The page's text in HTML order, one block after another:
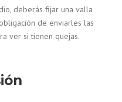
deberás fijar una valla
de enviarles las
ver si tienen quejas.